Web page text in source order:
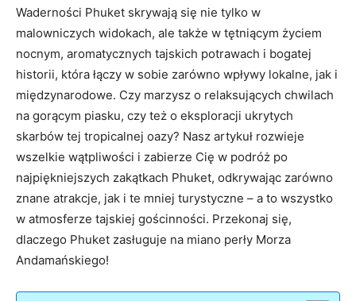
Waderności Phuket skrywają się nie tylko‍ w
malowniczych widokach, ale także w tętniącym życiem
nocnym,‌ aromatycznych ⁣tajskich potrawach​ i bogatej
historii, która⁣ łączy w sobie zarówno wpływy lokalne, jak⁢ i
‍międzynarodowe. ​Czy marzysz o relaksujących chwilach
na gorącym ⁢piasku, ⁢czy też ⁣o eksploracji ukrytych⁤
skarbów ⁤tej tropicalnej‌ oazy? Nasz artykuł ‍rozwieje‍
wszelkie wątpliwości i zabierze Cię w podróż po
najpiękniejszych zakątkach Phuket, odkrywając zarówno
znane atrakcje, jak i te mniej⁢ turystyczne‌ – a ‌to‌ wszystko
w ⁢atmosferze‌ tajskiej‌ gościnności. ‌Przekonaj się,
dlaczego Phuket zasługuje na miano perły Morza
Andamańskiego!